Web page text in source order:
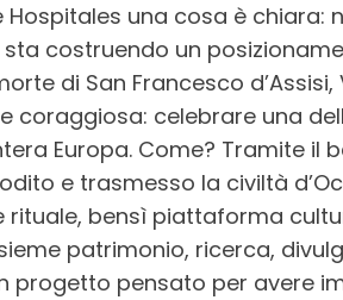
Hospitales una cosa è chiara:
costruendo un
di San Francesco d’Assisi,
coraggiosa: celebrare una
Europa. Come? Tramite il
e trasmesso la civiltà
rituale, bensì piattaforma
patrimonio, ricerca,
progetto pensato per avere